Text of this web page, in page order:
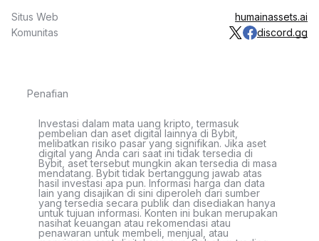
Situs Web
humainassets.ai
Komunitas
discord.gg
Penafian
Investasi dalam mata uang kripto, termasuk
pembelian dan aset digital lainnya di Bybit,
melibatkan risiko pasar yang signifikan. Jika aset
digital yang Anda cari saat ini tidak tersedia di
Bybit, aset tersebut mungkin akan tersedia di masa
mendatang. Bybit tidak bertanggung jawab atas
hasil investasi apa pun. Informasi harga dan data
lain yang disajikan di sini diperoleh dari sumber
yang tersedia secara publik dan disediakan hanya
untuk tujuan informasi. Konten ini bukan merupakan
nasihat keuangan atau rekomendasi atau
penawaran untuk membeli, menjual, atau